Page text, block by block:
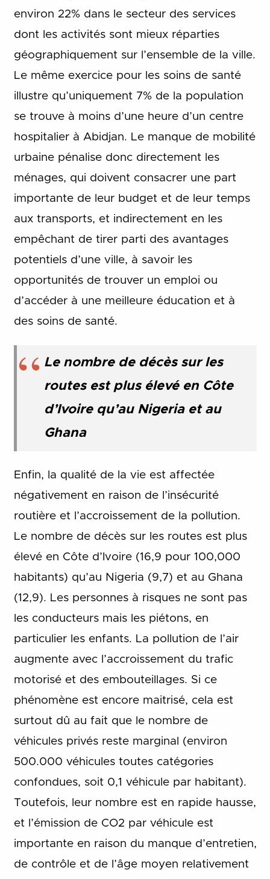
environ 22% dans le secteur des services
dont les activités sont mieux réparties
géographiquement sur l’ensemble de la ville.
Le même exercice pour les soins de santé
illustre qu’uniquement 7% de la population
se trouve à moins d’une heure d’un centre
hospitalier à Abidjan. Le manque de mobilité
urbaine pénalise donc directement les
ménages, qui doivent consacrer une part
importante de leur budget et de leur temps
aux transports, et indirectement en les
empêchant de tirer parti des avantages
potentiels d’une ville, à savoir les
opportunités de trouver un emploi ou
d’accéder à une meilleure éducation et à
des soins de santé.
Le nombre de décès sur les
routes est plus élevé en Côte
d’Ivoire qu’au Nigeria et au
Ghana
Enfin, la qualité de la vie est affectée
négativement en raison de l’insécurité
routière et l’accroissement de la pollution.
Le nombre de décès sur les routes est plus
élevé en Côte d’Ivoire (16,9 pour 100,000
habitants) qu’au Nigeria (9,7) et au Ghana
(12,9). Les personnes à risques ne sont pas
les conducteurs mais les piétons, en
particulier les enfants. La pollution de l’air
augmente avec l’accroissement du trafic
motorisé et des embouteillages. Si ce
phénomène est encore maitrisé, cela est
surtout dû au fait que le nombre de
véhicules privés reste marginal (environ
500.000 véhicules toutes catégories
confondues, soit 0,1 véhicule par habitant).
Toutefois, leur nombre est en rapide hausse,
et l’émission de CO2 par véhicule est
importante en raison du manque d’entretien,
de contrôle et de l’âge moyen relativement